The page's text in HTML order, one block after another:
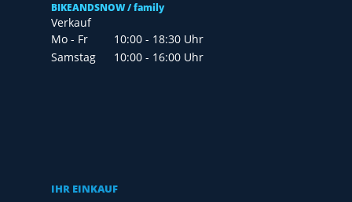
BIKEANDSNOW / family
Verkauf
Mo - Fr
10:00 - 18:30 Uhr
Samstag
10:00 - 16:00 Uhr
IHR EINKAUF